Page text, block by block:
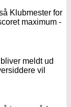
Klubmester for
maximum -
meldt ud
vil